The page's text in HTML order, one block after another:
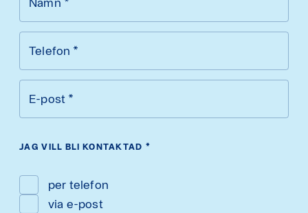
Telefon *
E-post *
JAG VILL BLI KONTAKTAD *
per telefon
via e-post